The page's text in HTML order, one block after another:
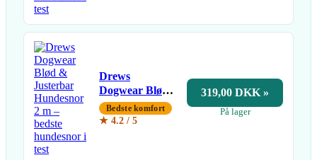
Drews
Dogwear Blød
& Justerbar
Hundesnor 2 m
Bedste komfort
★ 4.2 / 5
319,00 DKK »
På lager